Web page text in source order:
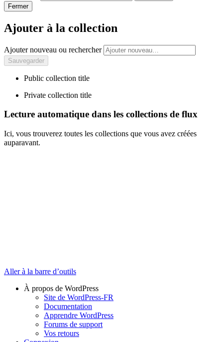
Fermer
Ajouter à la collection
Ajouter nouveau ou rechercher
Public collection title
Private collection title
Lecture automatique dans les collections de flux
Ici, vous trouverez toutes les collections que vous avez créées
auparavant.
Aller à la barre d’outils
À propos de WordPress
Site de WordPress-FR
Documentation
Apprendre WordPress
Forums de support
Vos retours